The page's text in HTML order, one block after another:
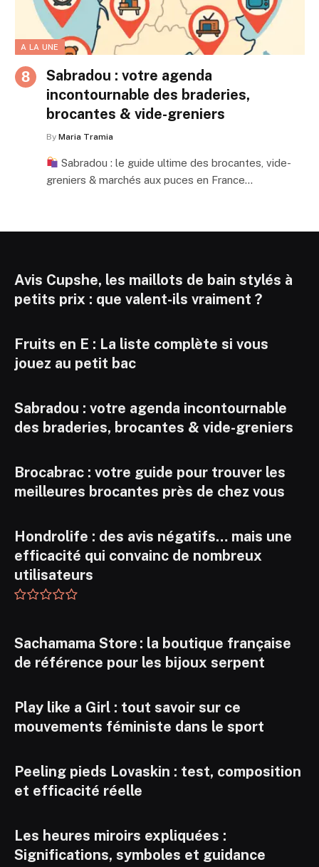
A LA UNE
Sabradou : votre agenda
incontournable des braderies,
brocantes & vide-greniers
By Maria Tramia
Sabradou : le guide ultime des brocantes, vide-
greniers & marchés aux puces en France…
Avis Cupshe, les maillots de bain stylés à
petits prix : que valent-ils vraiment ?
Fruits en E : La liste complète si vous
jouez au petit bac
Sabradou : votre agenda incontournable
des braderies, brocantes & vide-greniers
Brocabrac : votre guide pour trouver les
meilleures brocantes près de chez vous
Hondrolife : des avis négatifs… mais une
efficacité qui convainc de nombreux
utilisateurs
Sachamama Store : la boutique française
de référence pour les bijoux serpent
Play like a Girl : tout savoir sur ce
mouvements féministe dans le sport
Peeling pieds Lovaskin : test, composition
et efficacité réelle
Les heures miroirs expliquées :
Significations, symboles et guidance